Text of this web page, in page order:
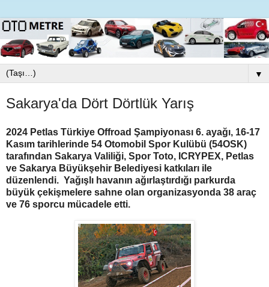
▼
Sakarya'da Dört Dörtlük Yarış
2024 Petlas Türkiye Offroad Şampiyonası 6. ayağı, 16-17
Kasım tarihlerinde 54 Otomobil Spor Kulübü (54OSK)
tarafından Sakarya Valiliği, Spor Toto, ICRYPEX, Petlas
ve Sakarya Büyükşehir Belediyesi katkıları ile
düzenlendi. Yağışlı havanın ağırlaştırdığı parkurda
büyük çekişmelere sahne olan organizasyonda 38 araç
ve 76 sporcu mücadele etti.